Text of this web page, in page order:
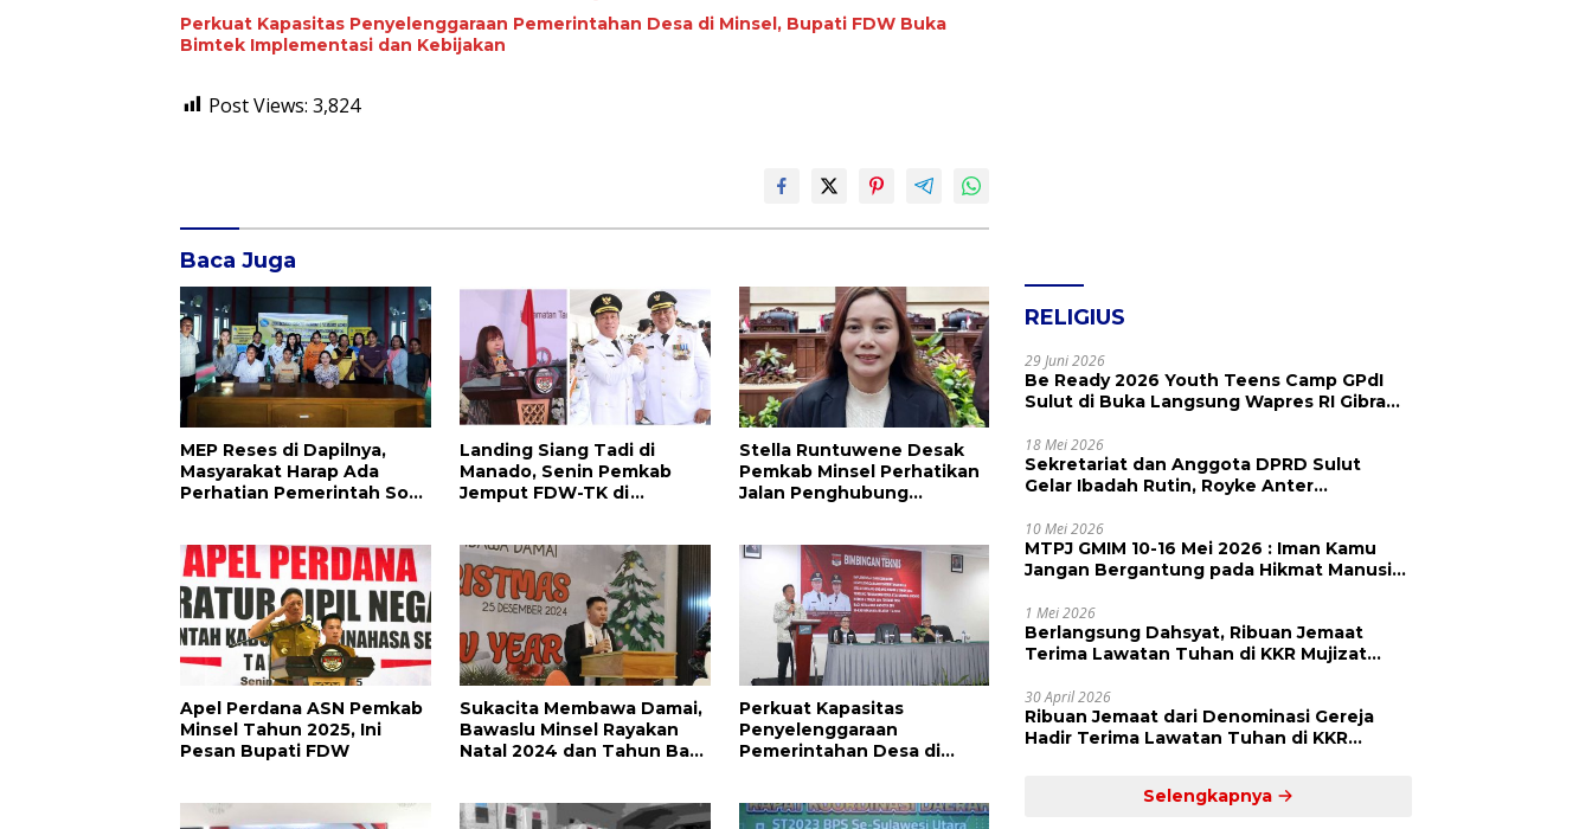
Perkuat Kapasitas Penyelenggaraan Pemerintahan Desa di Minsel, Bupati FDW Buka
Bimtek Implementasi dan Kebijakan
Post Views: 3,824
Baca Juga
MEP Reses di Dapilnya,
Masyarakat Harap Ada
Perhatian Pemerintah Soal
Landing Siang Tadi di
Manado, Senin Pemkab
Jemput FDW-TK di
Stella Runtuwene Desak
Pemkab Minsel Perhatikan
Jalan Penghubung
Apel Perdana ASN Pemkab
Minsel Tahun 2025, Ini
Pesan Bupati FDW
Sukacita Membawa Damai,
Bawaslu Minsel Rayakan
Natal 2024 dan Tahun Baru
Perkuat Kapasitas
Penyelenggaraan
Pemerintahan Desa di
Kebijakan
RELIGIUS
29 Juni 2026
Be Ready 2026 Youth Teens Camp GPdI
Sulut di Buka Langsung Wapres RI Gibran
Apresiasi Tinggi
18 Mei 2026
Sekretariat dan Anggota DPRD Sulut
Gelar Ibadah Rutin, Royke Anter
dan Pengingat
10 Mei 2026
MTPJ GMIM 10-16 Mei 2026 : Iman Kamu
Jangan Bergantung pada Hikmat Manusia,
1 Mei 2026
Berlangsung Dahsyat, Ribuan Jemaat
Terima Lawatan Tuhan di KKR Mujizat
30 April 2026
Ribuan Jemaat dari Denominasi Gereja
Hadir Terima Lawatan Tuhan di KKR
Selengkapnya